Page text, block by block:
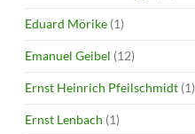
Eduard Mörike (1)
Emanuel Geibel (12)
Ernst Heinrich Pfeilschmidt (1)
Ernst Lenbach (1)